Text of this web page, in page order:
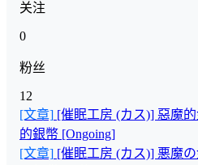
关注
0
粉丝
12
[文章] [催眠工房 (カス)] 惡魔
的銀幣 [Ongoing]
[文章] [催眠工房 (カス)] 悪魔